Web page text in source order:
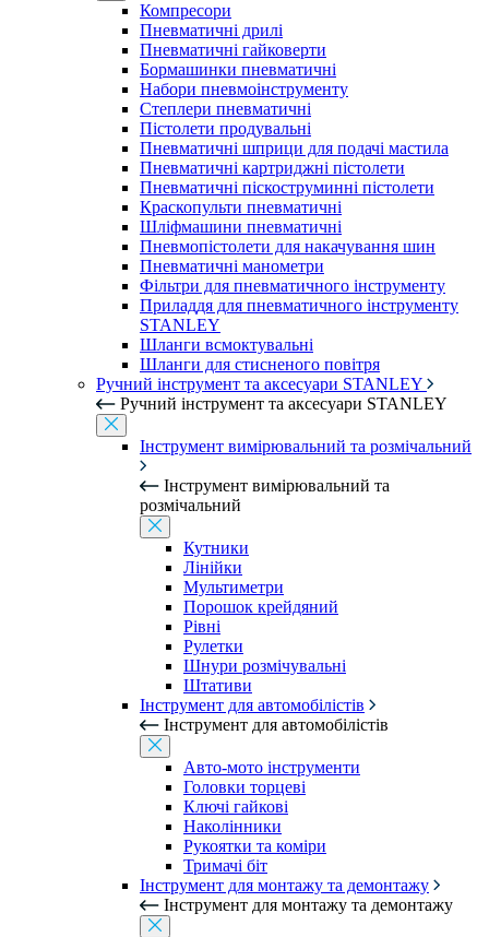
Компресори
Пневматичні дрилі
Пневматичні гайковерти
Бормашинки пневматичні
Набори пневмоінструменту
Степлери пневматичні
Пістолети продувальні
Пневматичні шприци для подачі мастила
Пневматичні картриджні пістолети
Пневматичні піскоструминні пістолети
Краскопульти пневматичні
Шліфмашини пневматичні
Пневмопістолети для накачування шин
Пневматичні манометри
Фільтри для пневматичного інструменту
Приладдя для пневматичного інструменту
STANLEY
Шланги всмоктувальні
Шланги для стисненого повітря
Ручний інструмент та аксесуари STANLEY
Ручний інструмент та аксесуари STANLEY
Інструмент вимірювальний та розмічальний
Інструмент вимірювальний та
розмічальний
Кутники
Лінійки
Мультиметри
Порошок крейдяний
Рівні
Рулетки
Шнури розмічувальні
Штативи
Інструмент для автомобілістів
Інструмент для автомобілістів
Авто-мото інструменти
Головки торцеві
Ключі гайкові
Наколінники
Рукоятки та коміри
Тримачі біт
Інструмент для монтажу та демонтажу
Інструмент для монтажу та демонтажу